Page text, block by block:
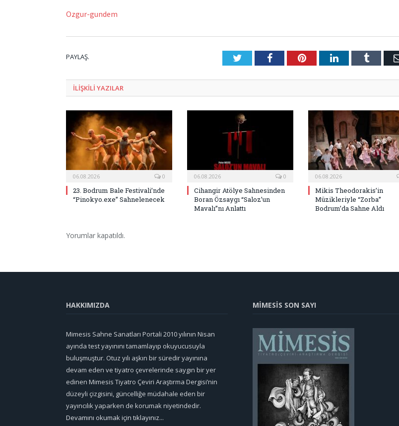
Ozgur-gundem
PAYLAŞ. TwitterFacebookPinterestLinkedInTumblr
ILIŞKILI YAZILAR
06.08.2026 0
23. Bodrum Bale Festivali’nde
“Pinokyo.exe” Sahnelenecek
06.08.2026 0
Cihangir Atölye Sahnesinden
Boran Özsaygı “Saloz’un
Mavalı”nı Anlattı
06.08.2026
Mikis Theodorakis’in
Müzikleriyle “Zorba”
Bodrum’da Sahne Aldı
Yorumlar kapatıldı.
HAKKIMIZDA
Mimesis Sahne Sanatları Portali 2010 yılının Nisan
ayında test yayınını tamamlayıp okuyucusuyla
buluşmuştur. Otuz yılı aşkın bir süredir yayınına
devam eden ve tiyatro çevrelerinde saygın bir yer
edinen Mimesis Tiyatro Çeviri Araştırma Dergisi’nin
düzeyli çizgisini, güncelliğe müdahale eden bir
yayıncılık yaparken de korumak niyetindedir.
Devamını okumak için tıklayınız...
MİMESİS SON SAYI